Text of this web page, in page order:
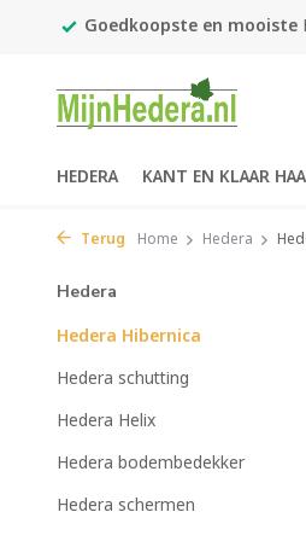
Levering in1-2 werkdagen
HEDERA KANT EN KLAAR
Terug Home Hedera
Hedera
Hedera Hibernica
Hedera schutting
Hedera Helix
Hedera bodembedekker
Hedera schermen